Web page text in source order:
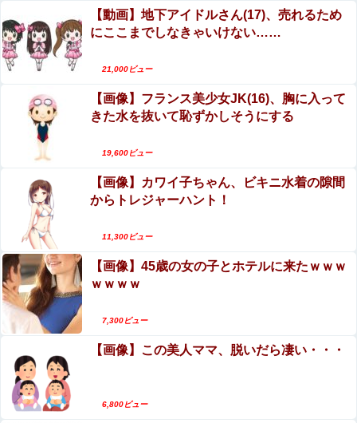
で両手切断）、マジでめちゃくちゃ怖い
エロ漫画『いじめがあるクラスにふたなり転校生
がヤッてきた』をrawやhitomiを使わずに無料で読
む方法│同人ふぇち
はいけないセ○クス」、逆にエロいんだが
から精液出てきたんだが…」（動画あり）
【動画】両方馬鹿（笑）ミニストップでトラック
と衝突したドラレコが（ノ∇`）
緑川希星、写真集がエロい！身長176cm・股下
90cm長身コスプレイヤー、おっぱいとスタイル圧
巻！
【動画】地下アイドルさん(17)、売れるため
にここまでしなきゃいけない……
21,000ビュー
【画像】フランス美少女JK(16)、胸に入って
きた水を抜いて恥ずかしそうにする
19,600ビュー
【画像】カワイ子ちゃん、ビキニ水着の隙間
からトレジャーハント！
11,300ビュー
【画像】45歳の女の子とホテルに来たｗｗｗ
ｗｗｗｗ
7,300ビュー
【画像】この美人ママ、脱いだら凄い・・・
6,800ビュー